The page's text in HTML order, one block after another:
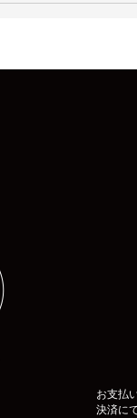
お支払
決済に